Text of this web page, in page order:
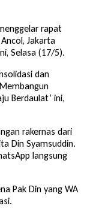
rapat
Jakarta
Selasa (17/5).
dan
Berdaulat’ ini,
rakernas dari
Din Syamsuddin.
langsung
Pak Din yang WA